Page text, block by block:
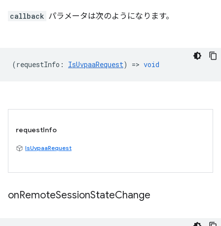
callback パラメータは次のようになります。
(requestInfo : IsUvpaaRequest) => void
requestInfo
IsUvpaaRequest
onRemoteSessionStateChange